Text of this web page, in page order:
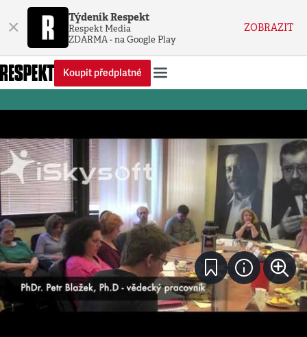
× Týdeník Respekt
Respekt Media
ZDARMA - na Google Play
ZOBRAZIT
Koupit předplatné